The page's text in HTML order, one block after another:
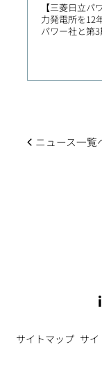
【三菱日立パ
力発電所を12
パワー社と第
ニュース一覧
Footer
サイトマップ サ